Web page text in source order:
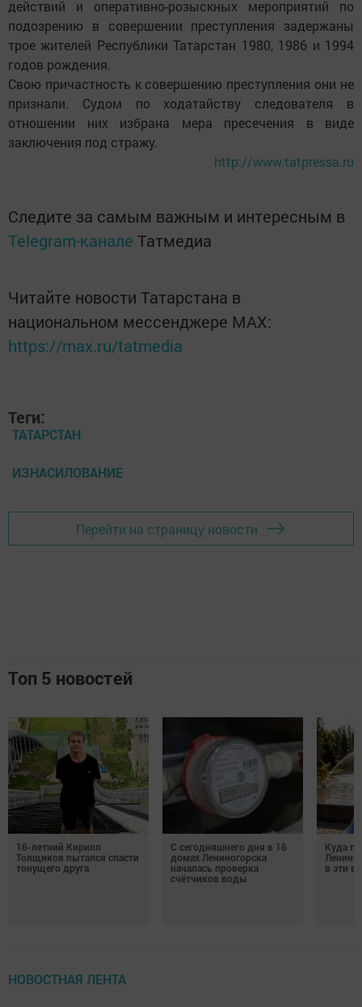
действий и оперативно-розыскных мероприятий по
подозрению в совершении преступления задержаны
трое жителей Республики Татарстан 1980, 1986 и 1994
годов рождения.
Свою причастность к совершению преступления они не
признали. Судом по ходатайству следователя в
отношении них избрана мера пресечения в виде
заключения под стражу.
http://www.tatpressa.ru
Следите за самым важным и интересным в
Telegram-канале Татмедиа
Читайте новости Татарстана в
национальном мессенджере MАХ:
https://max.ru/tatmedia
Теги:
ТАТАРСТАН
ИЗНАСИЛОВАНИЕ
Перейти на страницу новости
Топ 5 новостей
16-летний Кирилл
Толщиков пытался спасти
тонущего друга
С сегодняшнего дня в 16
домах Лениногорска
началась проверка
счётчиков воды
Куда
в эти
НОВОСТНАЯ ЛЕНТА